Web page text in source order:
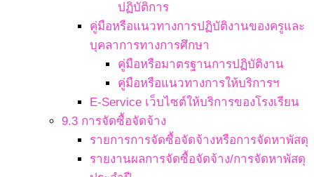
ปฏิบัติการ
คู่มือหรือแนวทางการปฏิบัติงานของครูและ
บุคลาการทางการศึกษา
คู่มือหรือมาตรฐานการปฏิบัติงาน
คู่มือหรือแนวทางการให้บริการฯ
E-Service เว็บไซต์ให้บริการของโรงเรียน
9.3 การจัดซื้อจัดจ้าง
รายการการจัดซื้อจัดจ้างหรือการจัดหาพัสดุ
รายงานผลการจัดซื้อจัดจ้าง/การจัดหาพัสดุ